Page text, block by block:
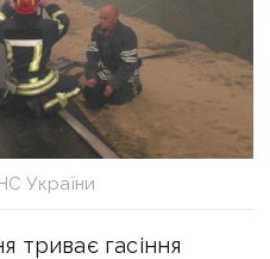
України
триває гасіння